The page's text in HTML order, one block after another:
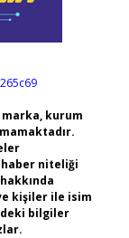
kurum
niteliği
kişiler ile isim
bilgiler